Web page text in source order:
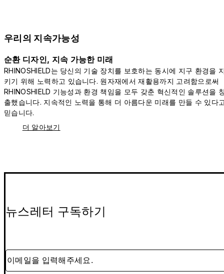
우리의 지속가능성
순환 디자인, 지속 가능한 미래
RHINOSHIELD는 당신의 기술 장치를 보호하는 동시에 지구 환경을
키기 위해 노력하고 있습니다. 원자재에서 재활용까지 고려함으로써
RHINOSHIELD 기능성과 환경 책임을 모두 갖춘 혁신적인 솔루션을
출했습니다. 지속적인 노력을 통해 더 아름다운 미래를 만들 수 있다
믿습니다.
더 알아보기
뉴스레터 구독하기
이메일을 입력해주세요.